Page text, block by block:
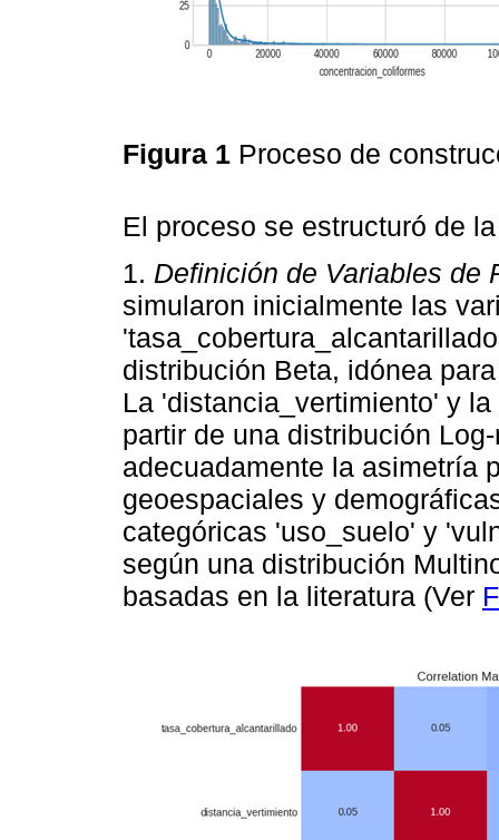
Figura 1 Proceso de
El proceso se estructuró de
1. Definición de Variables de
simularon inicialmente las
distribución Beta, idónea
La 'distancia_vertimiento' y
partir de una distribución
adecuadamente la asimetría
geoespaciales y
categóricas 'uso_suelo' y
según una distribución
basadas en la literatura (Ver